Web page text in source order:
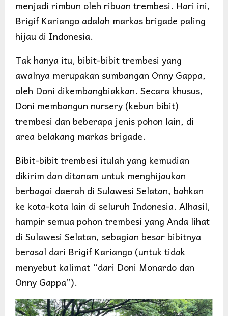
menjadi rimbun oleh ribuan trembesi. Hari ini,
Brigif Kariango adalah markas brigade paling
hijau di Indonesia.
Tak hanya itu, bibit-bibit trembesi yang
awalnya merupakan sumbangan Onny Gappa,
oleh Doni dikembangbiakkan. Secara khusus,
Doni membangun nursery (kebun bibit)
trembesi dan beberapa jenis pohon lain, di
area belakang markas brigade.
Bibit-bibit trembesi itulah yang kemudian
dikirim dan ditanam untuk menghijaukan
berbagai daerah di Sulawesi Selatan, bahkan
ke kota-kota lain di seluruh Indonesia. Alhasil,
hampir semua pohon trembesi yang Anda lihat
di Sulawesi Selatan, sebagian besar bibitnya
berasal dari Brigif Kariango (untuk tidak
menyebut kalimat “dari Doni Monardo dan
Onny Gappa”).